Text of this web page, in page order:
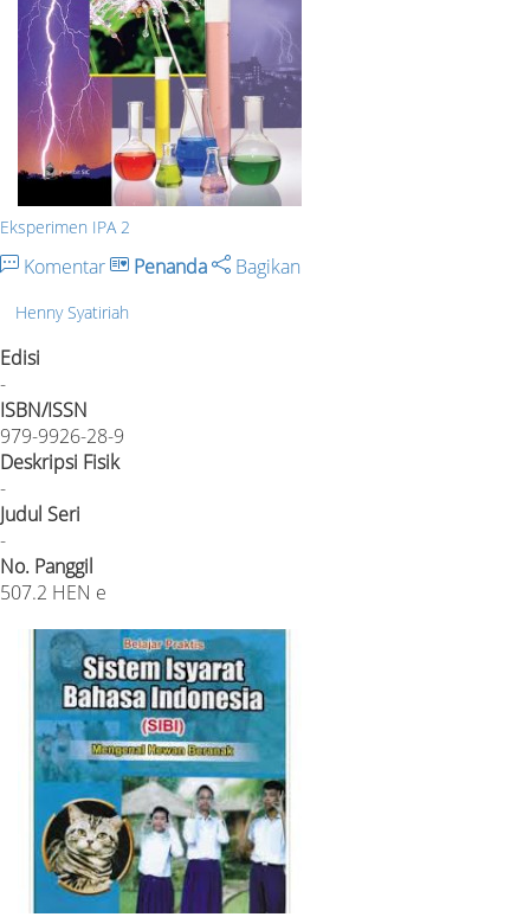
Eksperimen IPA 2
Komentar Penanda Bagikan
Henny Syatiriah
Edisi
-
ISBN/ISSN
979-9926-28-9
Deskripsi Fisik
-
Judul Seri
-
No. Panggil
507.2 HEN e